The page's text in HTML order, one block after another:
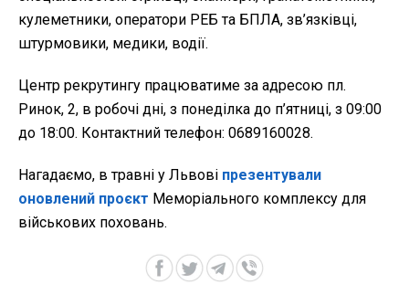
кулеметники, оператори РЕБ та БПЛА, зв’язківці,
штурмовики, медики, водії.
Центр рекрутингу працюватиме за адресою пл.
Ринок, 2, в робочі дні, з понеділка до п’ятниці, з 09:00
до 18:00. Контактний телефон: 0689160028.
Нагадаємо, в травні у Львові презентували
оновлений проєкт Меморіального комплексу для
військових поховань.